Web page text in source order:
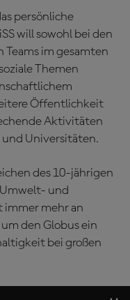
persönliche
will sowohl bei den
Teams im gesamten
Themen
Öffentlichkeit
Aktivitäten
Universitäten.
des 10-jährigen
Umwelt- und
immer mehr an
den Globus ein
bei großen